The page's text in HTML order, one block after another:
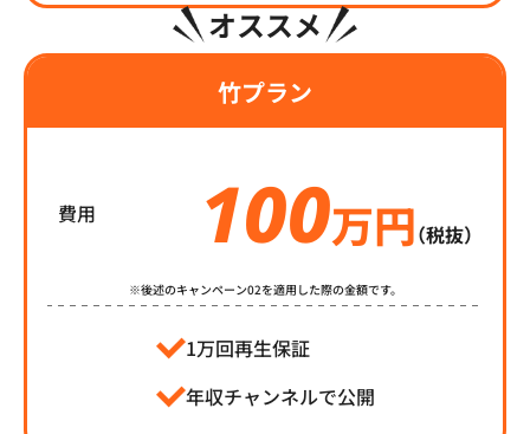
オススメ
竹プラン
費用 100万円（税抜）
※後述のキャンペーン02を適用した際の金額です。
1万回再生保証
年収チャンネルで公開